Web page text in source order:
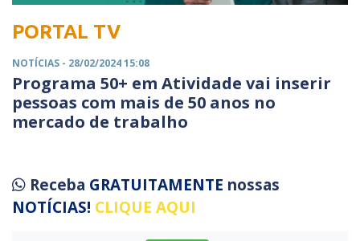
PORTAL TV
NOTÍCIAS - 28/02/2024 15:08
Programa 50+ em Atividade vai inserir
pessoas com mais de 50 anos no
mercado de trabalho
Receba GRATUITAMENTE nossas
NOTÍCIAS! CLIQUE AQUI